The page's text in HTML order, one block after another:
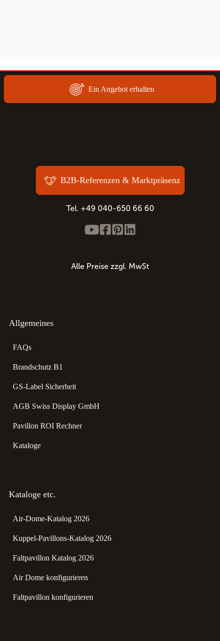
Ein Angebot erhalten
B2B-Referenzen & Marktpräsenz
Tel. +49 040-650 66 60
Alle Preise zzgl. MwSt
Allgemeines
FAQs
Brandschutz B1
GS-Label Sicherheit
AGB Swiss Display GmbH
Pavillon ROI Rechner
Kataloge
Kataloge etc.
Air-Dome-Katalog 2026
Kuppel-Pavillons-Katalog 2026
Faltpavillon Katalog 2026
Air Dome konfigurieren
Faltpavillon konfigurieren